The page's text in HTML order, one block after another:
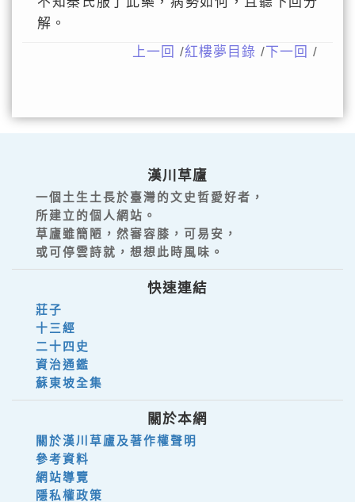
解。
上一回 /紅樓夢目錄 /下一回 /
漢川草廬
一個土生土長於臺灣的文史哲愛好者，
所建立的個人網站。
草廬雖簡陋，然審容膝，可易安，
或可停雲詩就，想想此時風味。
快速連結
莊子
十三經
二十四史
資治通鑑
蘇東坡全集
關於本網
關於漢川草廬及著作權聲明
參考資料
網站導覽
隱私權政策